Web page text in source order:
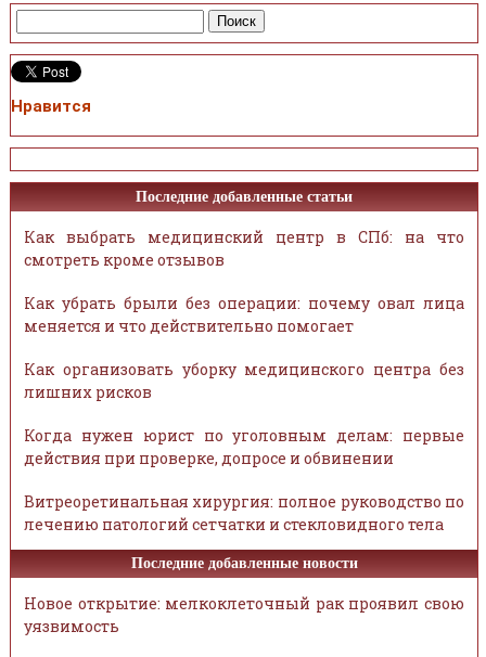
Нравится
Последние добавленные статьи
Как выбрать медицинский центр в СПб: на что
смотреть кроме отзывов
Как убрать брыли без операции: почему овал лица
меняется и что действительно помогает
Как организовать уборку медицинского центра без
лишних рисков
Когда нужен юрист по уголовным делам: первые
действия при проверке, допросе и обвинении
Витреоретинальная хирургия: полное руководство по
лечению патологий сетчатки и стекловидного тела
Последние добавленные новости
Новое открытие: мелкоклеточный рак проявил свою
уязвимость